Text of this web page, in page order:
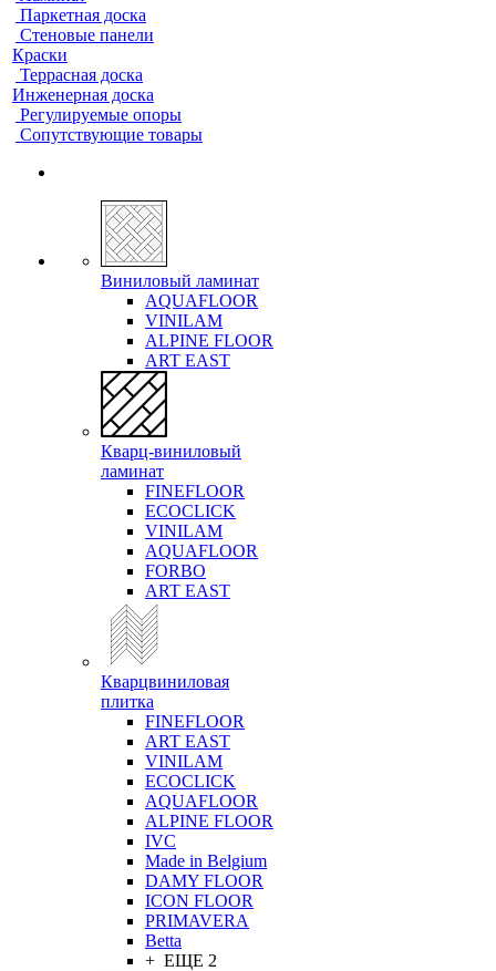
Паркетная доска
Стеновые панели
Краски
Террасная доска
Инженерная доска
Регулируемые опоры
Сопутствующие товары
Виниловый ламинат
AQUAFLOOR
VINILAM
ALPINE FLOOR
ART EAST
Кварц-виниловый
ламинат
FINEFLOOR
ECOCLICK
VINILAM
AQUAFLOOR
FORBO
ART EAST
Кварцвиниловая
плитка
FINEFLOOR
ART EAST
VINILAM
ECOCLICK
AQUAFLOOR
ALPINE FLOOR
IVC
Made in Belgium
DAMY FLOOR
ICON FLOOR
PRIMAVERA
Betta
+ ЕЩЕ 2